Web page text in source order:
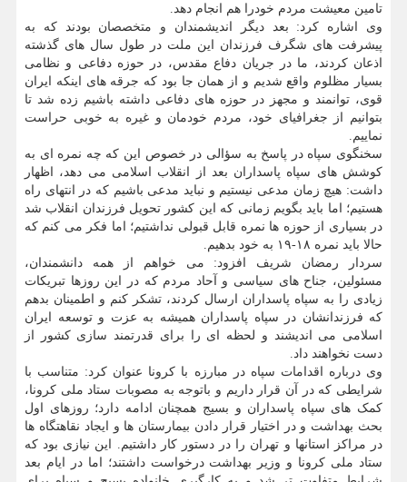
تامین معیشت مردم خودرا هم انجام دهد.
وی اشاره کرد: بعد دیگر اندیشمندان و متخصصان بودند که به
پیشرفت های شگرف فرزندان این ملت در طول سال های گذشته
اذعان کردند، ما در جریان دفاع مقدس، در حوزه دفاعی و نظامی
بسیار مظلوم واقع شدیم و از همان جا بود که جرقه های اینکه ایران
قوی، توانمند و مجهز در حوزه های دفاعی داشته باشیم زده شد تا
بتوانیم از جغرافیای خود، مردم خودمان و غیره به خوبی حراست
نماییم.
سخنگوی سپاه در پاسخ به سؤالی در خصوص این که چه نمره ای به
کوشش های سپاه پاسداران بعد از انقلاب اسلامی می دهد، اظهار
داشت: هیچ زمان مدعی نیستیم و نباید مدعی باشیم که در انتهای راه
هستیم؛ اما باید بگویم زمانی که این کشور تحویل فرزندان انقلاب شد
در بسیاری از حوزه ها نمره قابل قبولی نداشتیم؛ اما فکر می کنم که
حالا باید نمره ۱۸-۱۹ به خود بدهیم.
سردار رمضان شریف افزود: می خواهم از همه دانشمندان،
مسئولین، جناح های سیاسی و آحاد مردم که در این روزها تبریکات
زیادی را به سپاه پاسداران ارسال کردند، تشکر کنم و اطمینان بدهم
که فرزندانشان در سپاه پاسداران همیشه به عزت و توسعه ایران
اسلامی می اندیشند و لحظه ای را برای قدرتمند سازی کشور از
دست نخواهند داد.
وی درباره اقدامات سپاه در مبارزه با کرونا عنوان کرد: متناسب با
شرایطی که در آن قرار داریم و باتوجه به مصوبات ستاد ملی کرونا،
کمک های سپاه پاسداران و بسیج همچنان ادامه دارد؛ روزهای اول
بحث بهداشت و در اختیار قرار دادن بیمارستان ها و ایجاد نقاهتگاه ها
در مراکز استانها و تهران را در دستور کار داشتیم. این نیازی بود که
ستاد ملی کرونا و وزیر بهداشت درخواست داشتند؛ اما در ایام بعد